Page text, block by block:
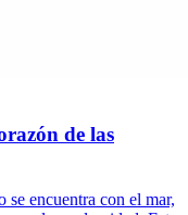
de las
encuentra con el mar,